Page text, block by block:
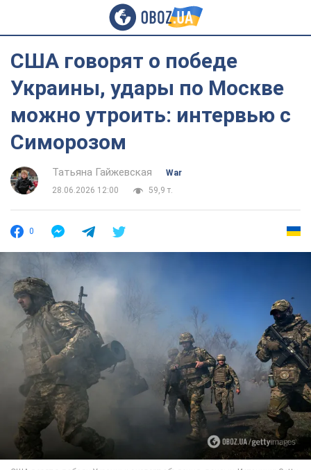
США говорят о победе
Украины, удары по Москве
можно утроить: интервью с
Симорозом
Татьяна Гайжевская
War
28.06.2026 12:00
59,9 т.
0